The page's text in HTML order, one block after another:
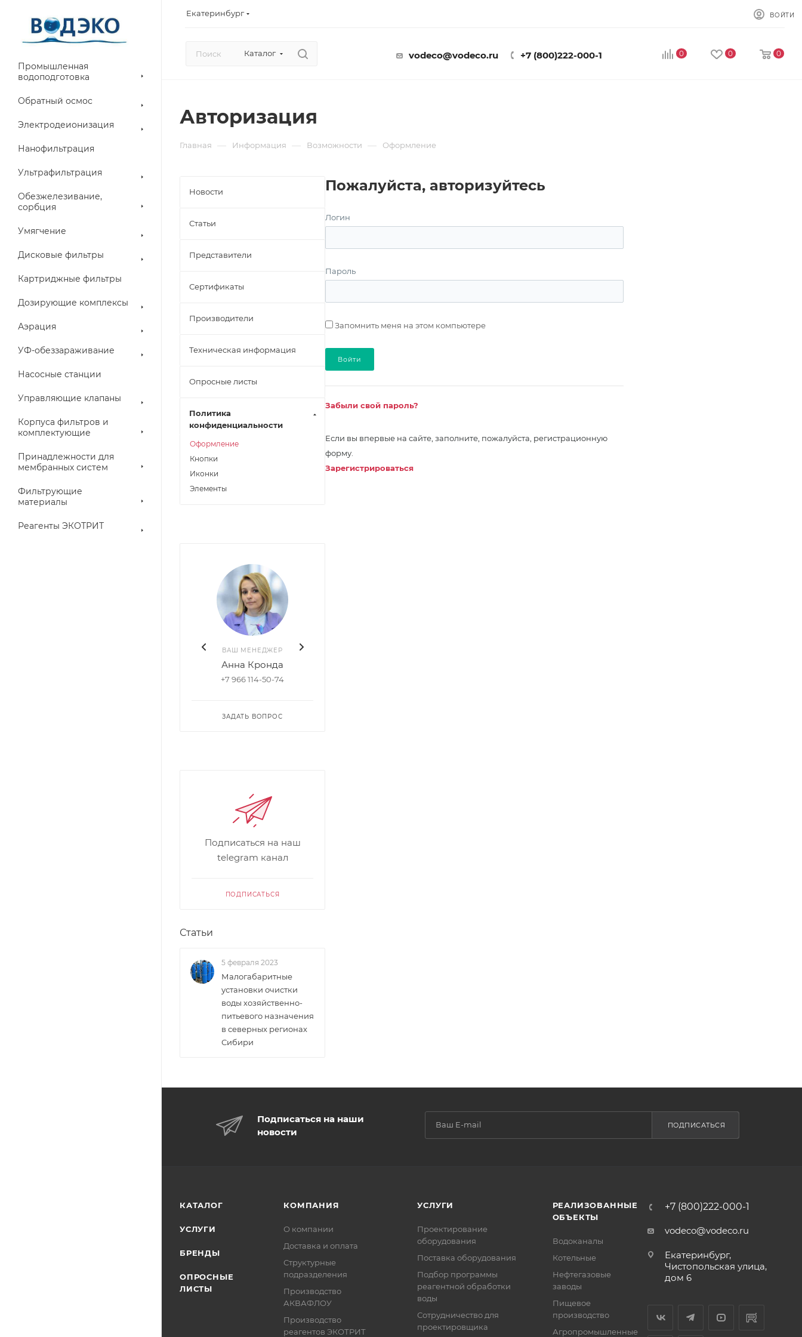
Екатеринбург ВОЙТИ
Каталог vodeco@vodeco.ru +7 (800)222-000-1 0 0 0
Промышленная
водоподготовка
Обратный осмос
Электродеионизация
Нанофильтрация
Ультрафильтрация
Обезжелезивание,
сорбция
Умягчение
Дисковые фильтры
Картриджные фильтры
Дозирующие комплексы
Аэрация
УФ-обеззараживание
Насосные станции
Управляющие клапаны
Корпуса фильтров и
комплектующие
Принадлежности для
мембранных систем
Фильтрующие
материалы
Реагенты ЭКОТРИТ
Авторизация
Главная — Информация — Возможности — Оформление
Пожалуйста, авторизуйтесь
Логин
Пароль
Запомнить меня на этом компьютере
Забыли свой пароль?
Если вы впервые на сайте, заполните, пожалуйста, регистрационную
форму.
Зарегистрироваться
Новости
Статьи
Представители
Сертификаты
Производители
Техническая информация
Опросные листы
Политика
конфиденциальности
Оформление
Кнопки
Иконки
Элементы
ВАШ МЕНЕДЖЕР
Анна Кронда
+7 966 114-50-74
ЗАДАТЬ ВОПРОС
Подписаться на наш
telegram канал
ПОДПИСАТЬСЯ
Статьи
5 февраля 2023
Малогабаритные
установки очистки
воды хозяйственно-
питьевого назначения
в северных регионах
Сибири
Подписаться на наши
новости
ПОДПИСАТЬСЯ
КАТАЛОГ
УСЛУГИ
БРЕНДЫ
ОПРОСНЫЕ
ЛИСТЫ
КОМПАНИЯ
О компании
Доставка и оплата
Структурные
подразделения
Производство
АКВАФЛОУ
Производство
реагентов ЭКОТРИТ
УСЛУГИ
Проектирование
оборудования
Поставка оборудования
Подбор программы
реагентной обработки
воды
Сотрудничество для
проектировщика
РЕАЛИЗОВАННЫЕ
ОБЪЕКТЫ
Водоканалы
Котельные
Нефтегазовые
заводы
Пищевое
производство
Агропромышленные
+7 (800)222-000-1
vodeco@vodeco.ru
Екатеринбург,
Чистопольская улица,
дом 6